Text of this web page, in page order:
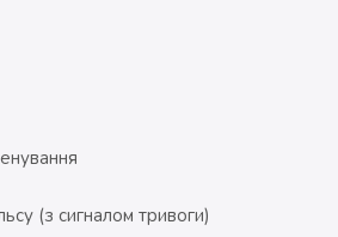
(з сигналом тривоги)